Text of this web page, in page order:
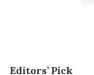
Editors’ Pick